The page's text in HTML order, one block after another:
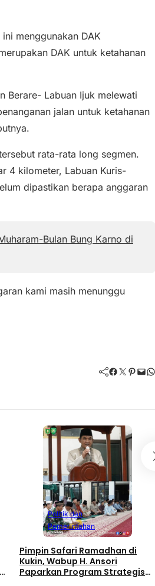
menggunakan DAK
DAK untuk ketahanan
Berare- Labuan Ijuk melewati
jalan untuk ketahanan
rata-rata long segmen.
4 kilometer, Labuan Kuris-
dipastikan berapa anggaran
Bulan Bung Karno di
kami masih menunggu
Facebook Twitter Pinterest Mail WhatsApp
Politik dan
Pemerintahan
Pimpin Safari Ramadhan di
Kukin, Wabup H. Ansori
Paparkan Program Strategis